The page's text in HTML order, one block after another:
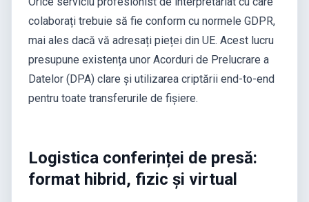
colaborați trebuie să fie conform cu normele GDPR,
mai ales dacă vă adresați pieței din UE. Acest lucru
presupune existența unor Acorduri de Prelucrare a
Datelor (DPA) clare și utilizarea criptării end-to-end
pentru toate transferurile de fișiere.
Logistica conferinței de presă:
format hibrid, fizic și virtual